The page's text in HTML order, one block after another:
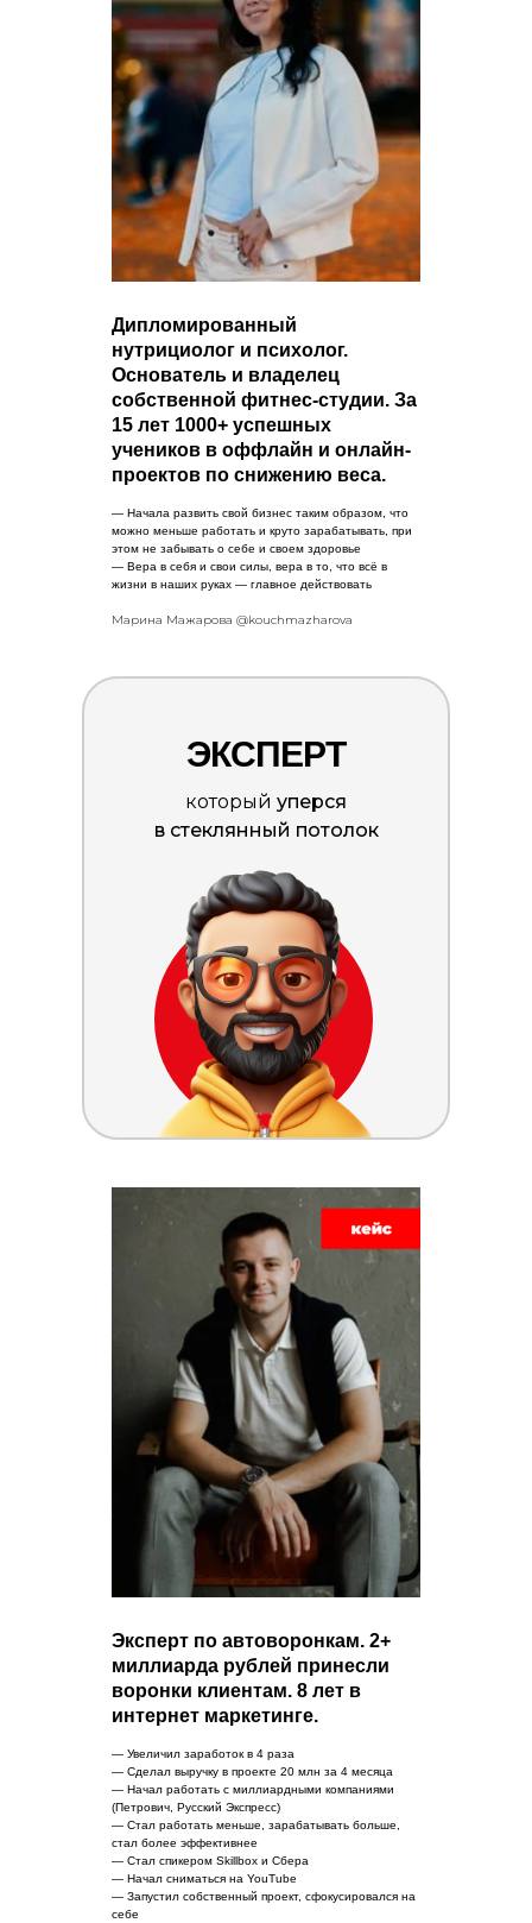
Дипломированный
нутрициолог и психолог.
Основатель и владелец
собственной фитнес-студии. За
15 лет 1000+ успешных
учеников в оффлайн и онлайн-
проектов по снижению веса.
— Начала развить свой бизнес таким образом, что
можно меньше работать и круто зарабатывать, при
этом не забывать о себе и своем здоровье
— Вера в себя и свои силы, вера в то, что всё в
жизни в наших руках — главное действовать
Марина Мажарова @kouchmazharova
ЭКСПЕРТ
который уперся
в стеклянный потолок
Эксперт по автоворонкам. 2+
миллиарда рублей принесли
воронки клиентам. 8 лет в
интернет маркетинге.
— Увеличил заработок в 4 раза
— Сделал выручку в проекте 20 млн за 4 месяца
— Начал работать с миллиардными компаниями
(Петрович, Русский Экспресс)
— Стал работать меньше, зарабатывать больше,
стал более эффективнее
— Стал спикером Skillbox и Сбера
— Начал сниматься на YouTube
— Запустил собственный проект, сфокусировался на
себе